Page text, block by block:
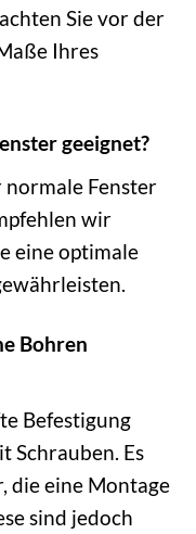
Sie vor der
Ihres
geeignet?
normale Fenster
wir
eine optimale
Bohren
Befestigung
Schrauben. Es
die eine Montage
sind jedoch